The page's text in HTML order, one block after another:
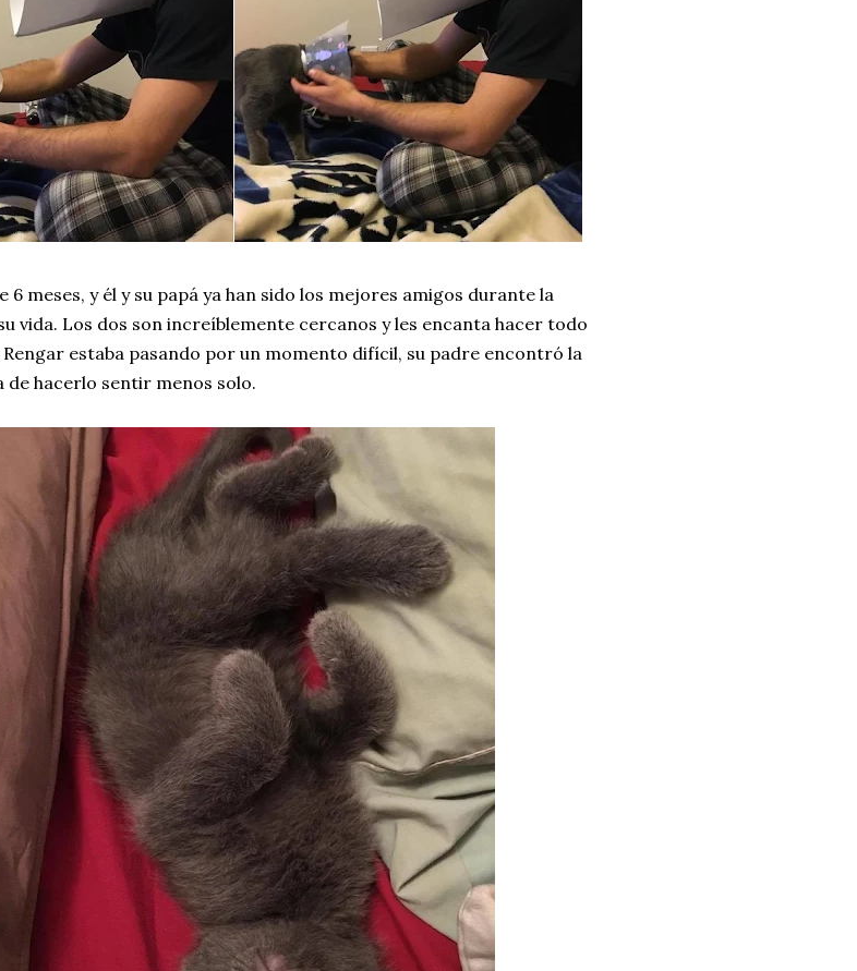
6 meses, y él y su papá ya han sido los mejores amigos durante la
vida. Los dos son increíblemente cercanos y les encanta hacer todo
estaba pasando por un momento difícil, su padre encontró la
hacerlo sentir menos solo.